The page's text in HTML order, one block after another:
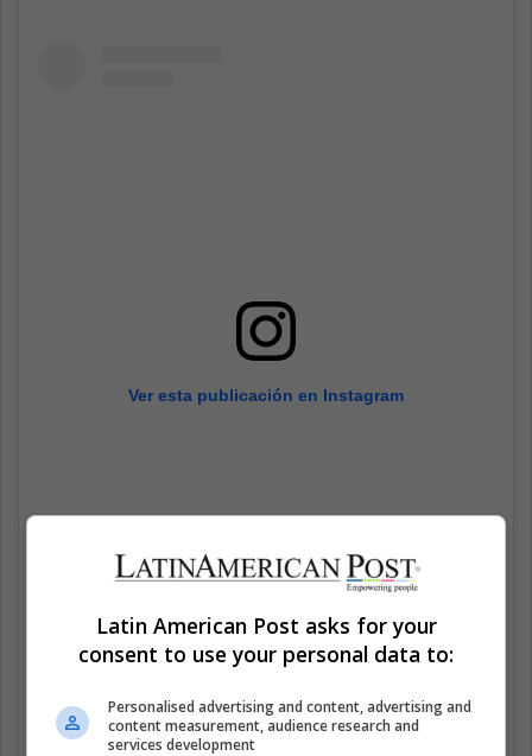
Ver esta publicación en Instagram
Latin American Post asks for your
consent to use your personal data to:
Personalised advertising and content, advertising and
content measurement, audience research and
services development